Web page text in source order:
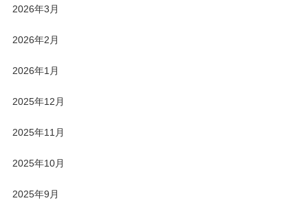
2026年3月
2026年2月
2026年1月
2025年12月
2025年11月
2025年10月
2025年9月